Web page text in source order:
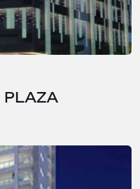
PLAZA